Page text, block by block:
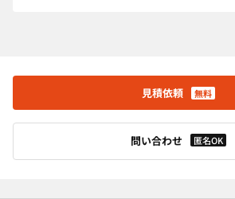
見積依頼 無料
問い合わせ 匿名OK